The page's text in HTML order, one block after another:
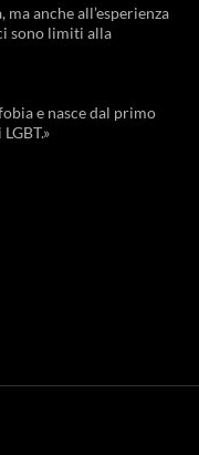
anche all’esperienza
sono limiti alla
e nasce dal primo